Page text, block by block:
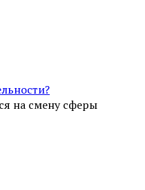
на смену сферы